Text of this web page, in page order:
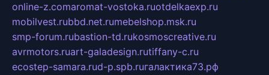
online-z.comaromat-vostoka.ruotdelkaexp.ru
mobilvest.rubbd.net.rumebelshop.msk.ru
smp-forum.rubastion-td.rukosmoscreative.ru
avrmotors.ruart-galadesign.rutiffany-c.ru
ecostep-samara.rud-p.spb.ruгалактика73.рф